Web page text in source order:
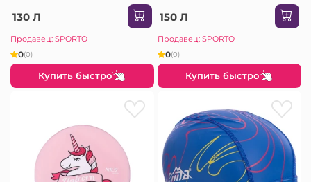
130 Л
Продавец: SPORTO
0(0)
Купить быстро
150 Л
Продавец: SPORTO
0(0)
Купить быстро